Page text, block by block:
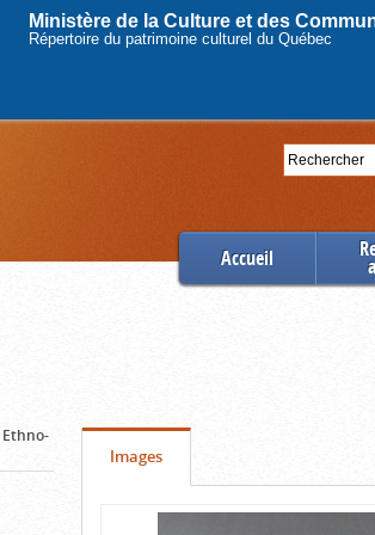
Ministère de la Culture et des
Répertoire du patrimoine culturel du Québec
Rechercher
Accueil
Onglet
Images(cliquer
pour
Contenu